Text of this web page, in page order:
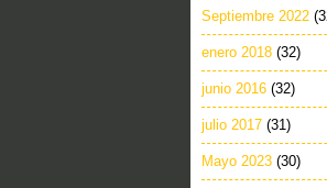
Septiembre 2022
enero 2018 (32)
junio 2016 (32)
julio 2017 (31)
Mayo 2023 (30)